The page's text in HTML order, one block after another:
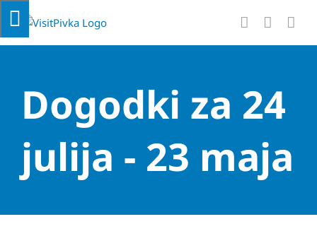
Skip
content
Dogodki za 24
julija - 23 maja